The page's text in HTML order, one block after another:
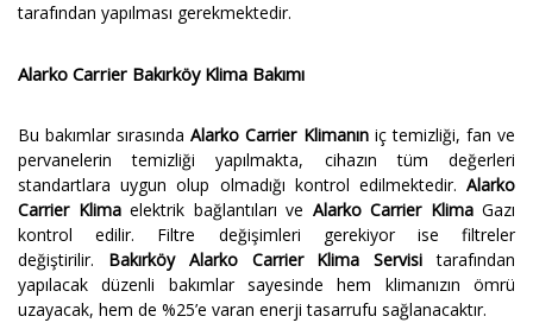
tarafından yapılması gerekmektedir.
Alarko Carrier Bakırköy Klima Bakımı
Bu bakımlar sırasındaAlarko Carrier Klimanıniç temizliği, fan ve
pervanelerin temizliği yapılmakta, cihazın tüm değerleri
standartlara uygun olup olmadığı kontrol edilmektedir. Alarko
Carrier Klimaelektrik bağlantıları ve Alarko Carrier KlimaGazı
kontrol edilir. Filtre değişimleri gerekiyor ise filtreler
değiştirilir. Bakırköy Alarko Carrier Klima Servisitarafından
yapılacak düzenli bakımlar sayesinde hem klimanızın ömrü
uzayacak, hem de %25’e varan enerji tasarrufu sağlanacaktır.